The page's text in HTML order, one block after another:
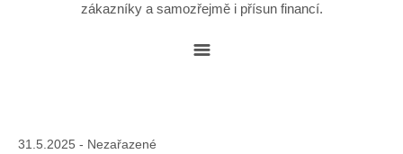
zákazníky a samozřejmě i přísun financí.
31.5.2025 - Nezařazené